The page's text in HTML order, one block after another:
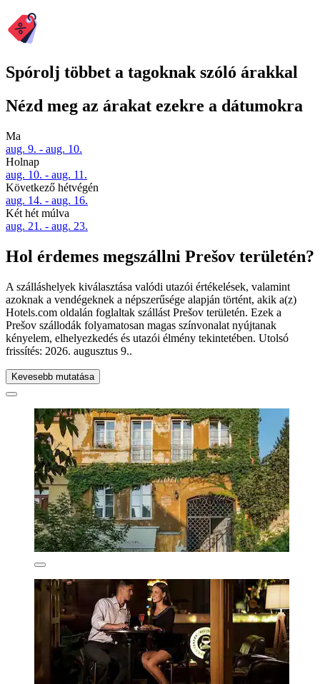
Spórolj többet a tagoknak szóló árakkal
Nézd meg az árakat ezekre a dátumokra
Ma
aug. 9. - aug. 10.
Holnap
aug. 10. - aug. 11.
Következő hétvégén
aug. 14. - aug. 16.
Két hét múlva
aug. 21. - aug. 23.
Hol érdemes megszállni Prešov területén?
A szálláshelyek kiválasztása valódi utazói értékelések, valamint
azoknak a vendégeknek a népszerűsége alapján történt, akik a(z)
Hotels.com oldalán foglaltak szállást Prešov területén. Ezek a
Prešov szállodák folyamatosan magas színvonalat nyújtanak
kényelem, elhelyezkedés és utazói élmény tekintetében. Utolsó
frissítés: 2026. augusztus 9..
Kevesebb mutatása